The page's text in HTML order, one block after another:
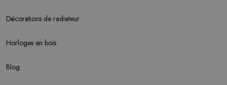
Décorations de radiateur
Horloges en bois
Blog